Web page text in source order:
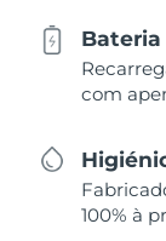
com
100% à